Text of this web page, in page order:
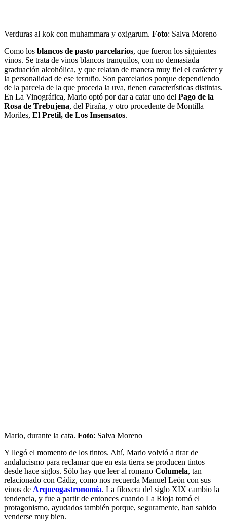
Verduras al kok con muhammara y oxigarum. Foto: Salva Moreno
Como los blancos de pasto parcelarios, que fueron los siguientes
vinos. Se trata de vinos blancos tranquilos, con no demasiada
graduación alcohólica, y que relatan de manera muy fiel el carácter y
la personalidad de ese terruño. Son parcelarios porque dependiendo
de la parcela de la que proceda la uva, tienen características distintas.
En La Vinográfica, Mario optó por dar a catar uno del Pago de la
Rosa de Trebujena, del Piraña, y otro procedente de Montilla
Moriles, El Pretil, de Los Insensatos.
Mario, durante la cata. Foto: Salva Moreno
Y llegó el momento de los tintos. Ahí, Mario volvió a tirar de
andalucismo para reclamar que en esta tierra se producen tintos
desde hace siglos. Sólo hay que leer al romano Columela, tan
relacionado con Cádiz, como nos recuerda Manuel León con sus
vinos de Arqueogastronomía. La filoxera del siglo XIX cambio la
tendencia, y fue a partir de entonces cuando La Rioja tomó el
protagonismo, ayudados también porque, seguramente, han sabido
venderse muy bien.